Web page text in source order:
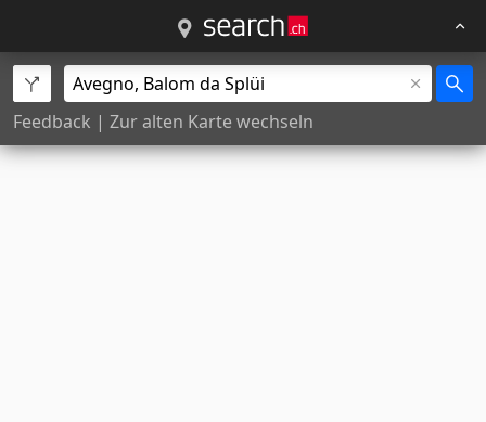
Feedback | Zur alten Karte wechseln